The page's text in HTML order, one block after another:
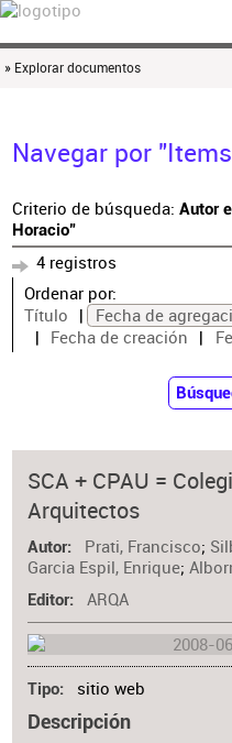
» Explorar documentos
Navegar por
Criterio de búsqueda: Autor
Horacio"
4 registros
Ordenar por:
Título
Fecha de
Fecha de creación
SCA + CPAU =
Arquitectos
Autor Prati, Francisco;
Garcia Espil, Enrique;
Editor ARQA
Tipo sitio web
Descripción